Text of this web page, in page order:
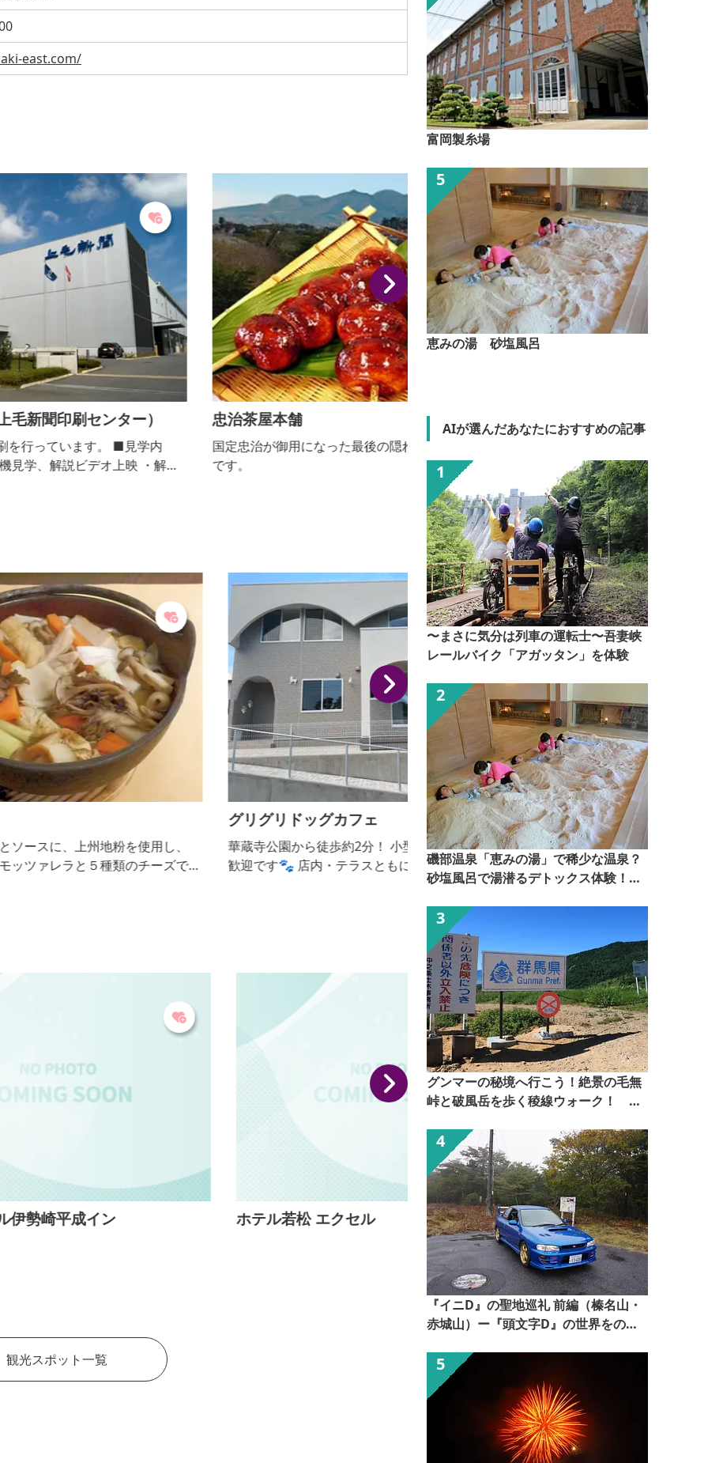
east.com/
忠治茶屋本舗
国定忠治が御用になった最後の隠れ家を移築したお店
です。
赤堀花しょうぶ園
国指定史跡の「女掘」の遺構に、およそ2万5千株の花
しょうぶが植えられており、白や紫のしょうぶが一斉
に咲き揃う景色は圧巻です。伊勢崎IC・波志江スマー
トICから近く、アクセス抜群。開花時期6月上旬～下
華蔵寺公園から徒歩約2分！ 小型犬から大型犬まで大
歓迎です🐾 店内・テラスともにワンちゃん同伴OK！
江戸正
健康的でおいしい料理を手がける、手打ちそば・うど
ん店。おっきりこみは、幅広い年齢層から人気があり
ます。 【おっきりこみ提供期間：通年】
ホテル若松 エクセル アパホテル〈伊勢崎駅南〉
県央部でアクセス抜群！ ◎新型コロナウイルス感染
症等の感染・拡大防止の為、館内の衛生面には普段以
上に強化して取り組んでおります。 ◎伊勢崎駅から
徒歩約6分 全室Wi-Fi接続可 ◎宿泊施設品質認定制度
サクラクオリティ認証施設 ◎おもてなし規格 金認
観光スポット一覧
富岡製糸場
恵みの湯 砂塩風呂
AIが選んだあなたにおすすめの記事
〜まさに気分は列車の運転士〜吾妻峡
レールバイク「アガッタン」を体験
磯部温泉「恵みの湯」で稀少な温泉？
砂塩風呂で湯潜るデトックス体験！
者）】
グンマーの秘境へ行こう！絶景の毛無
峠と破風岳を歩く稜線ウォーク！
者）】
『イニD』の聖地巡礼 前編（榛名山・
赤城山）ー『頭文字D』の世界をのぞ
（ぐん記者）】